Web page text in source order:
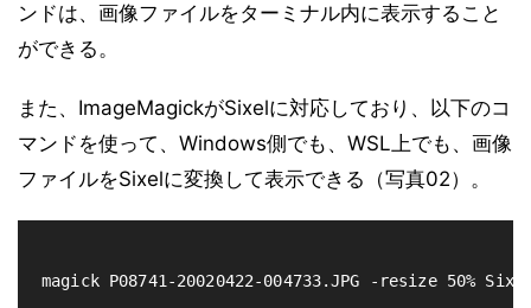
ンドは、画像ファイルをターミナル内に表示すること
ができる。
また、ImageMagickがSixelに対応しており、以下のコ
マンドを使って、Windows側でも、WSL上でも、画像
ファイルをSixelに変換して表示できる（写真02）。